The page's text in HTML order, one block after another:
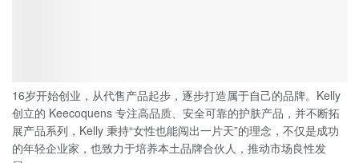
16岁开始创业，从代售产品起步，逐步打造属于自己的品牌。Kelly
创立的 Keecoquens 专注高品质、安全可靠的护肤产品，并不断拓
展产品系列，Kelly 秉持“女性也能闯出一片天”的理念，不仅是成功
的年轻企业家，也致力于培养本土品牌合伙人，推动市场良性发